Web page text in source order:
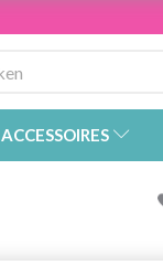
ACCESSOIRES